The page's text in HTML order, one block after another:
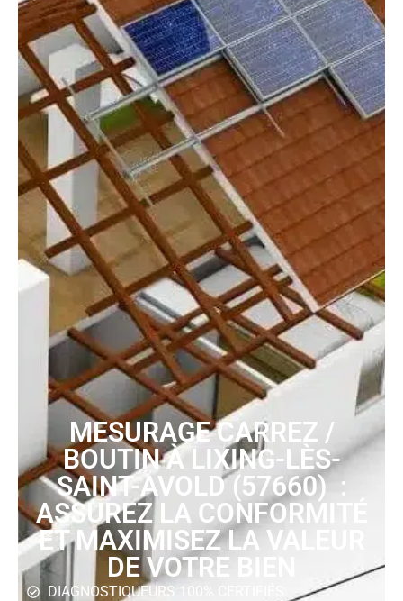
MESURAGE CARREZ /
BOUTIN À LIXING-LÈS-
SAINT-AVOLD (57660) :
ASSUREZ LA CONFORMITÉ
ET MAXIMISEZ LA VALEUR
DE VOTRE BIEN
DIAGNOSTIQUEURS 100% CERTIFIÉS